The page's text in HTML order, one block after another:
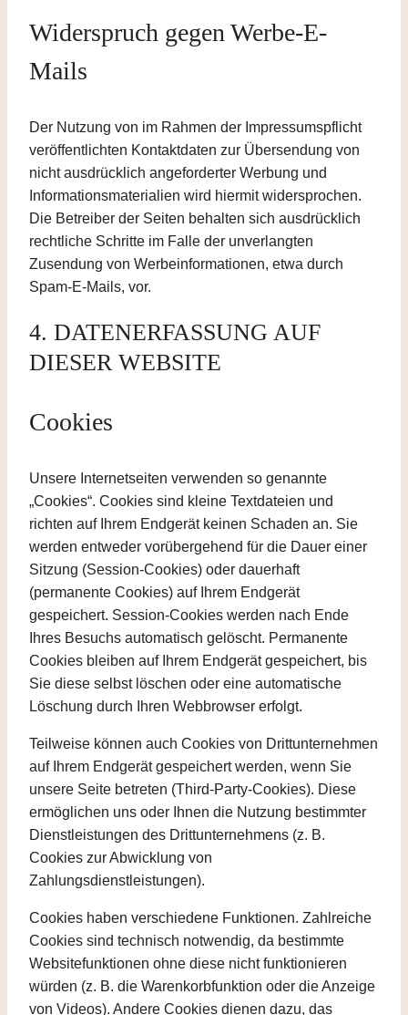
Widerspruch gegen Werbe-E-
Mails
Der Nutzung von im Rahmen der Impressumspflicht
veröffentlichten Kontaktdaten zur Übersendung von
nicht ausdrücklich angeforderter Werbung und
Informationsmaterialien wird hiermit widersprochen.
Die Betreiber der Seiten behalten sich ausdrücklich
rechtliche Schritte im Falle der unverlangten
Zusendung von Werbeinformationen, etwa durch
Spam-E-Mails, vor.
4. DATENERFASSUNG AUF
DIESER WEBSITE
Cookies
Unsere Internetseiten verwenden so genannte
„Cookies“. Cookies sind kleine Textdateien und
richten auf Ihrem Endgerät keinen Schaden an. Sie
werden entweder vorübergehend für die Dauer einer
Sitzung (Session-Cookies) oder dauerhaft
(permanente Cookies) auf Ihrem Endgerät
gespeichert. Session-Cookies werden nach Ende
Ihres Besuchs automatisch gelöscht. Permanente
Cookies bleiben auf Ihrem Endgerät gespeichert, bis
Sie diese selbst löschen oder eine automatische
Löschung durch Ihren Webbrowser erfolgt.
Teilweise können auch Cookies von Drittunternehmen
auf Ihrem Endgerät gespeichert werden, wenn Sie
unsere Seite betreten (Third-Party-Cookies). Diese
ermöglichen uns oder Ihnen die Nutzung bestimmter
Dienstleistungen des Drittunternehmens (z. B.
Cookies zur Abwicklung von
Zahlungsdienstleistungen).
Cookies haben verschiedene Funktionen. Zahlreiche
Cookies sind technisch notwendig, da bestimmte
Websitefunktionen ohne diese nicht funktionieren
würden (z. B. die Warenkorbfunktion oder die Anzeige
von Videos). Andere Cookies dienen dazu, das